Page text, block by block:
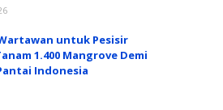
untuk Pesisir
1.400 Mangrove Demi
Indonesia